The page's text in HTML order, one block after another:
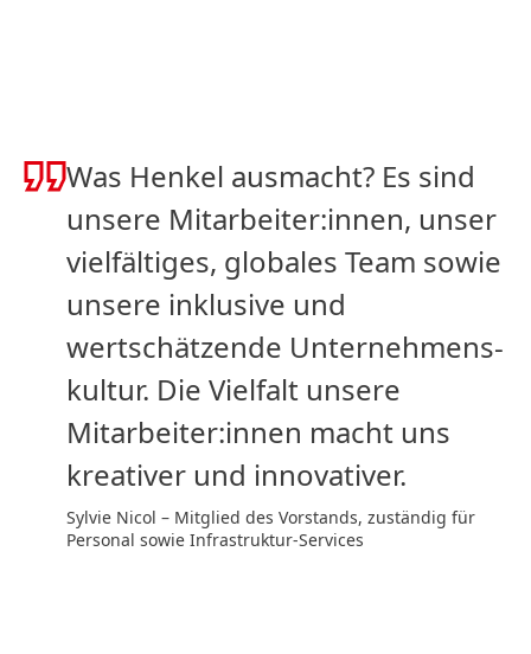
Was Henkel ausmacht? Es sind
unsere Mitarbeiter:innen, unser
vielfältiges, globales Team sowie
unsere inklusive und
wertschätzende Unternehmens­
kultur. Die Vielfalt unsere
Mitarbeiter:innen macht uns
kreativer und innovativer.
Sylvie Nicol – Mitglied des Vorstands, zuständig für
Personal sowie Infrastruktur-Services